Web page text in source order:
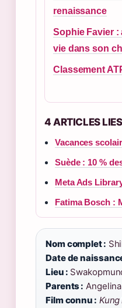
renaissance
Sophie Favier
vie dans son
Classement
4 ARTICLES LIES
Vacances
Suède : 10 %
Meta Ads
Fatima Bosch :
Nom complet :
Date de
Lieu :
Parents :
Film connu : Kung